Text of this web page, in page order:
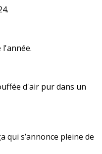
l'année.
d'air pur dans un
qui s’annonce pleine de